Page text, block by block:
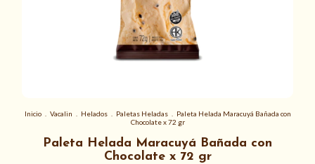
Inicio Vacalin Helados Paletas Heladas
Paleta Helada Maracuyá Bañada con
Chocolate x 72 gr
Paleta Helada Maracuyá Bañada con
Chocolate x 72 gr